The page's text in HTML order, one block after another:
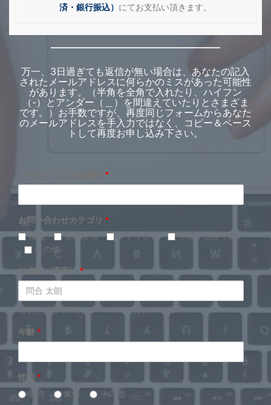
済・銀行振込） にてお支払い頂きます。
万一、3日過ぎても返信が無い場合は、あなたの記入
されたメールアドレスに何らかのミスがあった可能性
があります。（半角を全角で入れたり、ハイフン
（-）とアンダー（＿）を間違えていたりとさまざま
です。）お手数ですが、再度同じフォームからあなた
のメールアドレスを手入力ではなく、コピー＆ペース
トして再度お申し込み下さい。
*
お問い合わせカテゴリ *
植毛
美容整形 デトックス
手術・治療予約
その他
お名前（漢字） *
名前と苗字の間にスペースを入れて下さい。
年齢 *
性別 *
男性
女性 その他